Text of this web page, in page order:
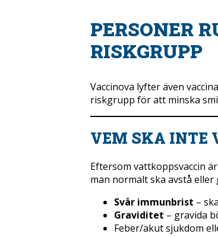
PERSONER
RISKGRUPP
Vaccinova lyfter även
riskgrupp för att minska
VEM SKA INTE
Eftersom vattkoppsvaccin är
man normalt ska avstå
Svår immunbrist –
Graviditet – gravida
Feber/akut sjukdom